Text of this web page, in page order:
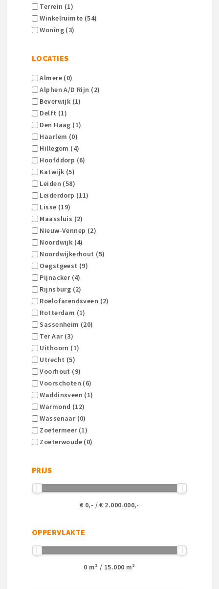
Terrein (1)
Winkelruimte (54)
Woning (3)
LOCATIES
Almere (0)
Alphen A/d Rijn (2)
Beverwijk (1)
Delft (1)
Den Haag (1)
Haarlem (0)
Hillegom (4)
Hoofddorp (6)
Katwijk (5)
Leiden (58)
Leiderdorp (11)
Lisse (19)
Maassluis (2)
Nieuw-Vennep (2)
Noordwijk (4)
Noordwijkerhout (5)
Oegstgeest (9)
Pijnacker (4)
Rijnsburg (2)
Roelofarendsveen (2)
Rotterdam (1)
Sassenheim (20)
Ter Aar (3)
Uithoorn (1)
Utrecht (5)
Voorhout (9)
Voorschoten (6)
Waddinxveen (1)
Warmond (12)
Wassenaar (0)
Zoetermeer (1)
Zoeterwoude (0)
PRIJS
€ 0,- / € 2.000.000,-
OPPERVLAKTE
0 m² / 15.000 m²